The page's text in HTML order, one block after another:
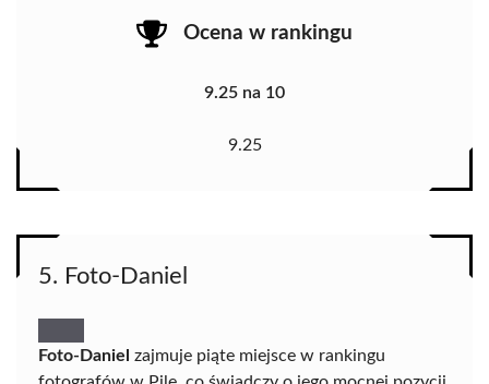
Ocena w rankingu
9.25 na 10
9.25
5. Foto-Daniel
Foto-Daniel zajmuje piąte miejsce w rankingu